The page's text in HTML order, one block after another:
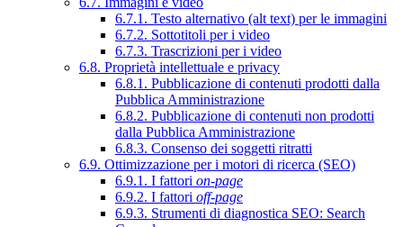
6.7.1. Testo alternativo (alt text) per le immagini
6.7.2. Sottotitoli per i video
6.7.3. Trascrizioni per i video
6.8. Proprietà intellettuale e privacy
6.8.1. Pubblicazione di contenuti prodotti dalla
Pubblica Amministrazione
6.8.2. Pubblicazione di contenuti non prodotti
dalla Pubblica Amministrazione
6.8.3. Consenso dei soggetti ritratti
6.9. Ottimizzazione per i motori di ricerca (SEO)
6.9.1. I fattori on-page
6.9.2. I fattori off-page
6.9.3. Strumenti di diagnostica SEO: Search